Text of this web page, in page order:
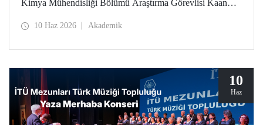
Kimya Mühendisliği Bölümü Araştırma Görevlisi Kaan
Araştırma Bursu kapsamında desteklenmeye hak kazandı.
10 Haz 2026 Akademik
10
Haz